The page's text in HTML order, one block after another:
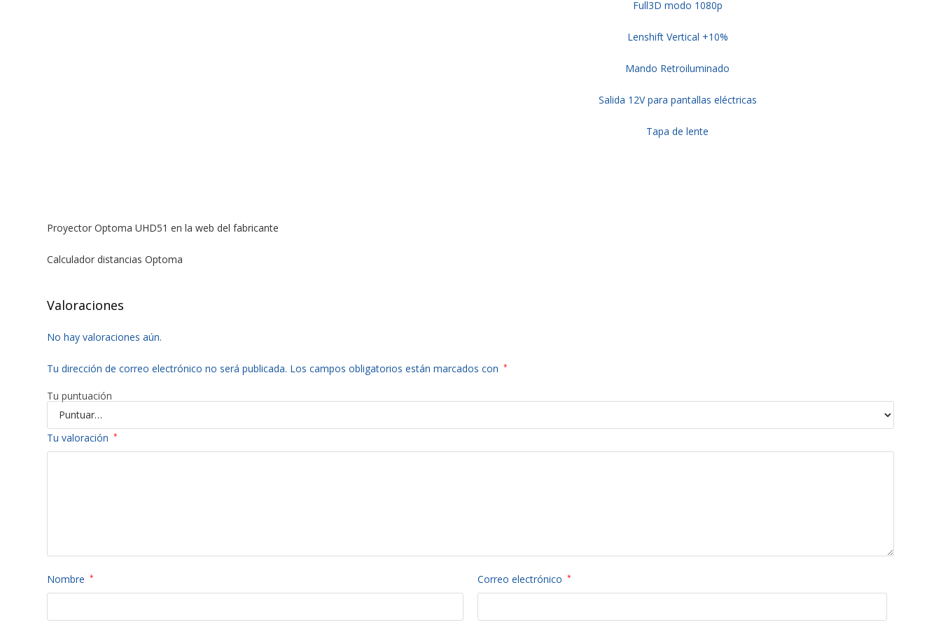
Full3D modo 1080p
Lenshift Vertical +10%
Mando Retroiluminado
Salida 12V para pantallas eléctricas
Tapa de lente
Proyector Optoma UHD51 en la web del fabricante
Calculador distancias Optoma
Valoraciones
No hay valoraciones aún.
Tu dirección de correo electrónico no será publicada. Los campos obligatorios están marcados con *
Tu puntuación
Tu valoración *
Nombre * Correo electrónico *